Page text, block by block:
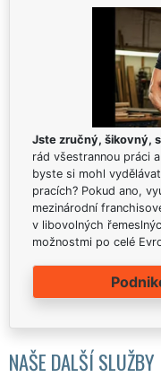
Jste zručný, šikovný,
rád všestrannou práci
byste si mohl
pracích? Pokud ano,
mezinárodní
v libovolných
možnostmi po celé
NAŠE DALŠÍ SLUŽBY